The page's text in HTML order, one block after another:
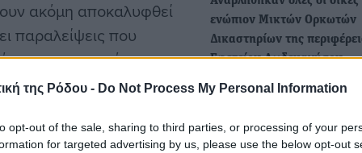
της Ρόδου - Do Not Process My Personal Information
opt-out of the sale, sharing to third parties, or processing of your
for targeted advertising by us, please use the below opt-out
ακόμη αποκαλυφθεί
παραλείψεις που
στο φυσικό
ενώπιον Μικτών Ορκωτών
Δικαστηρίων της
Εφετείου Δωδεκανήσου
Το αυστηρό πλαίσιο που
Συλλόγων της χώρας…